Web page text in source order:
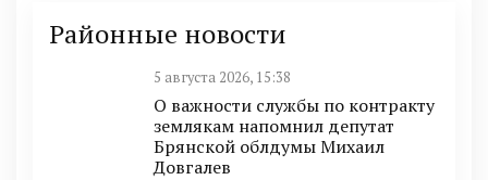
Районные новости
5 августа 2026, 15:38
О важности службы по контракту
землякам напомнил депутат
Брянской облдумы Михаил
Довгалев